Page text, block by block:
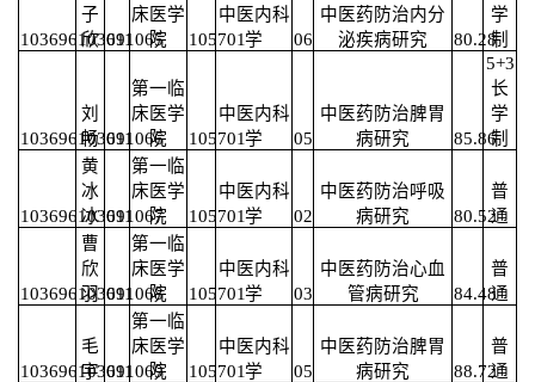
103696103691065
子
欣 011
床医学
院
105701
中医内科
学
06
中医药防治内分
泌疾病研究
80.28
学
制
103696103691066
刘
畅 011
第一临
床医学
院
105701
中医内科
学
05
中医药防治脾胃
病研究
85.86
5+3
长
学
制
103696103691067
黄
冰
冰 011
第一临
床医学
院
105701
中医内科
学
02
中医药防治呼吸
病研究
80.52
普
通
103696103691068
曹
欣
羽 011
第一临
床医学
院
105701
中医内科
学
03
中医药防治心血
管病研究
84.48
普
通
103696103691069
毛
宇 011
第一临
床医学
院
105701
中医内科
学
05
中医药防治脾胃
病研究
88.72
普
通